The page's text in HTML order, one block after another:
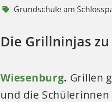
Grundschule am
Die Grillninjas
Wiesenburg. Grillen
und die